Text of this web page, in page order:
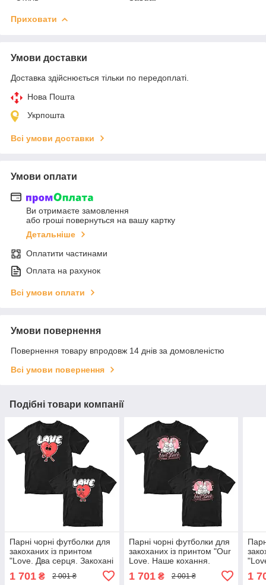
Приховати
Умови доставки
Доставка здійснюється тільки по передоплаті.
Нова Пошта
Укрпошта
Всі умови доставки
Умови оплати
Ви отримаєте замовлення
або гроші повернуться на вашу картку
Детальніше
Оплатити частинами
Оплата на рахунок
Всі умови оплати
Умови повернення
Повернення товару впродовж 14 днів за домовленістю
Всі умови повернення
Подібні товари компанії
Парні чорні футболки для
закоханих із принтом
"Love. Два серця. Закохані
1 701 ₴ 2 001 ₴
Парні чорні футболки для
закоханих із принтом "Our
Love. Наше кохання.
Push IT
1 701₴ 2 001 ₴ 1